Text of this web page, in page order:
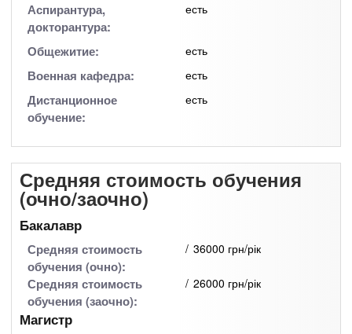
Аспирантура,
докторантура:
есть
Общежитие: есть
Военная кафедра: есть
Дистанционное
обучение:
есть
Средняя стоимость обучения
(очно/заочно)
Бакалавр
Средняя стоимость
обучения (очно):
36000 грн/рік
Средняя стоимость
обучения (заочно):
26000 грн/рік
Магистр